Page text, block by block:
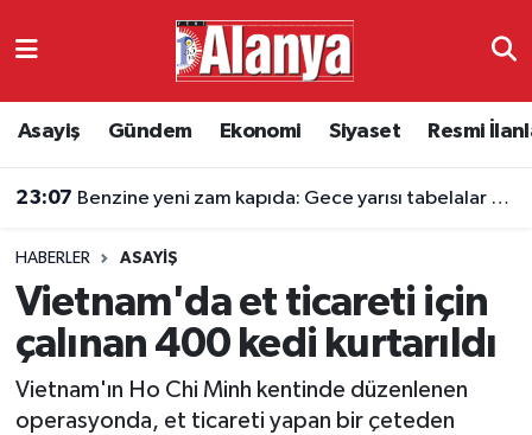
Asayiş Gündem Ekonomi Siyaset Resmi
23:07 Benzine yeni zam kapıda: Gece yarısı tabelalar bir kez daha değişecek
HABERLER ASAYIŞ
Vietnam'da et ticareti için
çalınan 400 kedi kurtarıldı
Vietnam'ın Ho Chi Minh kentinde düzenlenen
operasyonda, et ticareti yapan bir çeteden
Ekonomi
Resmi İlanlar
Alanyaspor
Antalya Namaz Vakitleri
Antalya Trafik Yoğunluk Haritası
Süper Lig Puan Durumu ve Fikstür
Tüm Manşetler